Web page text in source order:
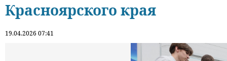
Красноярского края
19.04.2026 07:41